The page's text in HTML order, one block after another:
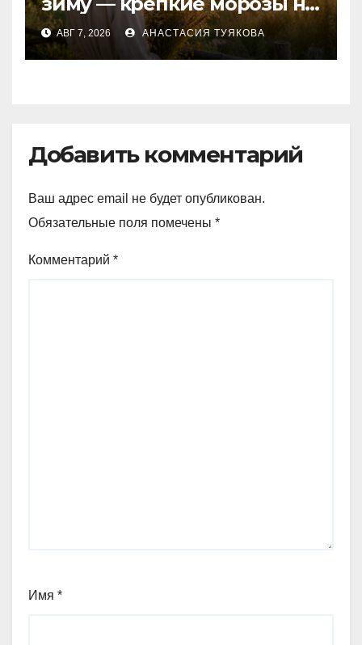
севере Казахстана
обещают народные
приметы
АВГ 7, 2026 АНАСТАСИЯ ТУЯКОВА
Добавить комментарий
Ваш адрес email не будет опубликован.
Обязательные поля помечены *
Комментарий *
Имя *